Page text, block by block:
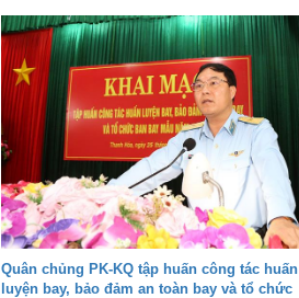
Quân chủng PK-KQ tập huấn công tác huấn
luyện bay, bảo đảm an toàn bay và tổ chức